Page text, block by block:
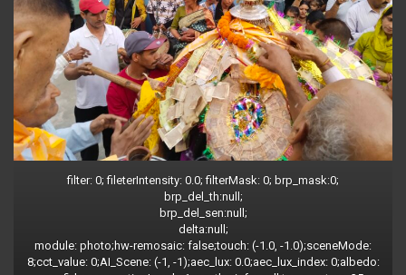
filter: 0; fileterIntensity: 0.0; filterMask: 0; brp_mask:0;
brp_del_th:null;
brp_del_sen:null;
delta:null;
module: photo;hw-remosaic: false;touch: (-1.0, -1.0);sceneMode:
8;cct_value: 0;AI_Scene: (-1, -1);aec_lux: 0.0;aec_lux_index: 0;albedo: